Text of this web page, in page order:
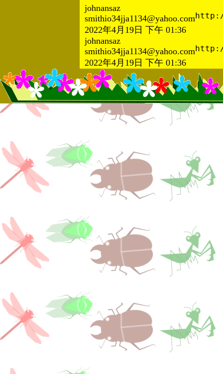
johnansaz
smithio34jja1134@yahoo.com
2022年4月19日 下午 01:36
johnansaz
smithio34jja1134@yahoo.com
2022年4月19日 下午 01:36